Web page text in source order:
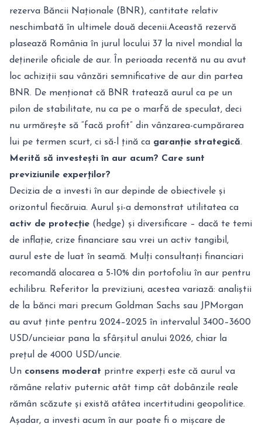
rezerva Băncii Naționale (BNR), cantitate relativ
neschimbată în ultimele două decenii.Această rezervă
plasează România în jurul locului 37 la nivel mondial la
deținerile oficiale de aur. În perioada recentă nu au avut
loc achiziții sau vânzări semnificative de aur din partea
BNR. De menționat că BNR tratează aurul ca pe un
pilon de stabilitate, nu ca pe o marfă de speculat, deci
nu urmărește să “facă profit” din vânzarea-cumpărarea
lui pe termen scurt, ci să-l țină ca garanție strategică.
Merită să investești în aur acum? Care sunt
previziunile experților?
Decizia de a investi în aur depinde de obiectivele și
orizontul fiecăruia. Aurul și-a demonstrat utilitatea ca
activ de protecție (hedge) și diversificare – dacă te temi
de inflație, crize financiare sau vrei un activ tangibil,
aurul este de luat în seamă. Mulți consultanți financiari
recomandă alocarea a 5-10% din portofoliu în aur pentru
echilibru. Referitor la previziuni, acestea variază: analiștii
de la bănci mari precum Goldman Sachs sau JPMorgan
au avut ținte pentru 2024–2025 în intervalul 3400–3600
USD/uncieiar pana la sfârșitul anului 2026, chiar la
prețul de 4000 USD/uncie.
Un consens moderat printre experți este că aurul va
rămâne relativ puternic atât timp cât dobânzile reale
rămân scăzute și există atâtea incertitudini geopolitice.
Așadar, a investi acum în aur poate fi o mișcare de